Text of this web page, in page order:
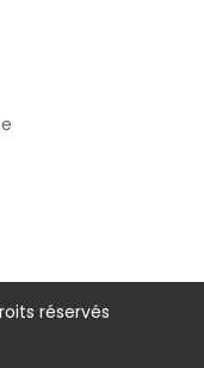
réservés